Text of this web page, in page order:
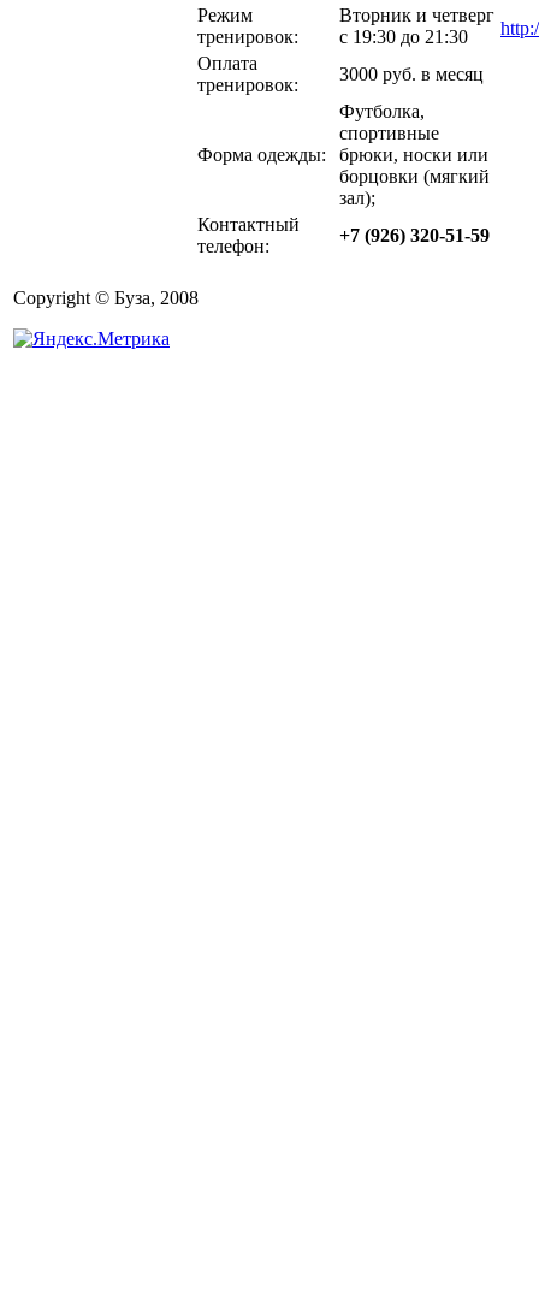
Режим
тренировок:
Вторник и четверг
с 19:30 до 21:30
Оплата
тренировок:
3000 руб. в месяц
Форма одежды:
Футболка,
спортивные
брюки, носки или
борцовки (мягкий
зал);
Контактный
телефон:
+7 (926) 320-51-59
Copyright © Буза, 2008